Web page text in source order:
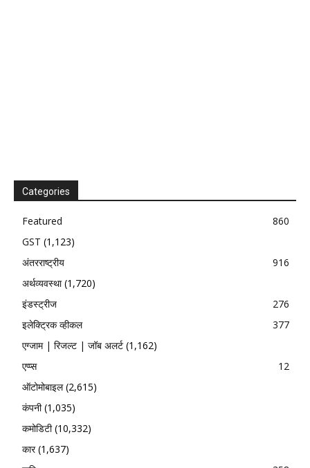
Categories
Featured
860
GST (1,123)
अंतरराष्ट्रीय
916
अर्थव्यवस्था(1,720)
इंडस्ट्रीज
276
इलेक्ट्रिक व्हीकल
377
एग्जाम | रिजल्ट | जॉब अलर्ट (1,162)
एप्प्स
12
ऑटोमोबाइल(2,615)
कंपनी(1,035)
कमोडिटी(10,332)
कार(1,637)